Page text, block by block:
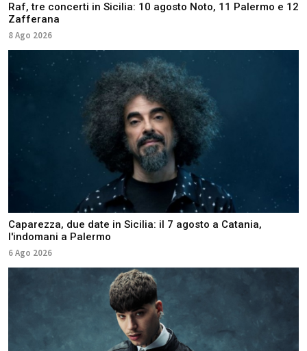
Raf, tre concerti in Sicilia: 10 agosto Noto, 11 Palermo e 12
Zafferana
8 Ago 2026
Caparezza, due date in Sicilia: il 7 agosto a Catania,
l'indomani a Palermo
6 Ago 2026